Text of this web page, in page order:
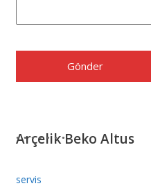
Arçelik Beko Altus
servis